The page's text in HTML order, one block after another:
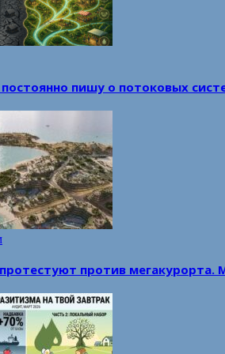
пишу о потоковых
против мегакурорта.